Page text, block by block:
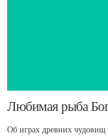
Любимая рыба
Об играх древних чудовищ